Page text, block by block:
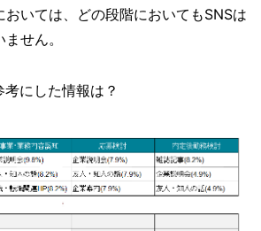
いては、どの段階においてもSNSは
せん。
にした情報は？